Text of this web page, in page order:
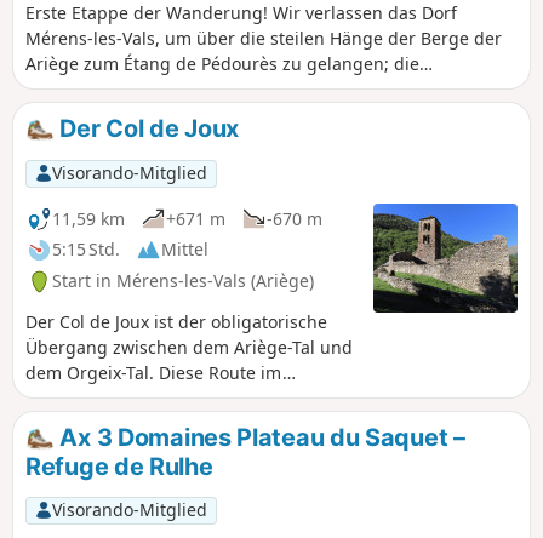
Erste Etappe der Wanderung! Wir verlassen das Dorf
Mérens-les-Vals, um über die steilen Hänge der Berge der
Ariège zum Étang de Pédourès zu gelangen; die
Landschaften sind grandios und sehr wild. Die größte
Schwierigkeit liegt zwischen dem Étang de Comte und dem
Étang de Couard, wo der gut mit Steinmännchen markierte
Weg über ein sehr langes und teilweise beschwerliches
Geröllfeld führt; sobald man den Étang de Couard erreicht
hat, entschädigt die Schönheit der Landschaft für die
Anstrengungen.
Der Col de Joux
Visorando-Mitglied
11,59 km
+671 m
-670 m
5:15 Std.
Mittel
Start in Mérens-les-Vals (Ariège)
Der Col de Joux ist der obligatorische
Übergang zwischen dem Ariège-Tal und
dem Orgeix-Tal. Diese Route im
Mittelgebirge verläuft zunächst über
offenes Gelände und führt dann in den
Gemeindewald von Ax-les-Thermes. Die
Passagen auf den Bergkämmen bieten
einen wunderschönen Blick auf die
umliegenden Gipfel, von denen der
Ax 3 Domaines Plateau du Saquet –
Refuge de Rulhe
Visorando-Mitglied